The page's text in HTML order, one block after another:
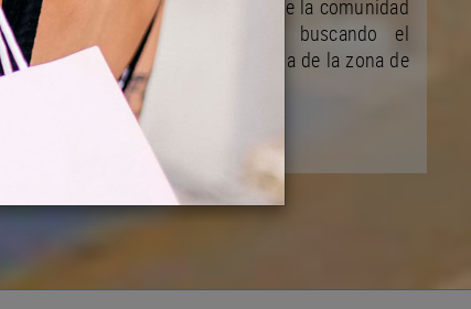
Actuamos en bien de las mejoras de la comunidad
y de su desarrollo ciudadano buscando el
mejoramiento de la vida comunitaria de la zona de
la población